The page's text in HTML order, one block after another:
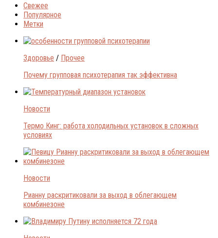
Свежее
Популярное
Метки
Здоровье / Прочее
Почему групповая психотерапия так эффективна
Новости
Термо Кинг: работа холодильных установок в сложных
условиях
Новости
Рианну раскритиковали за выход в облегающем
комбинезоне